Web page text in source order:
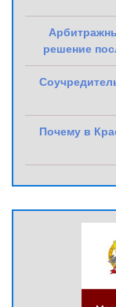
решение
Почему в